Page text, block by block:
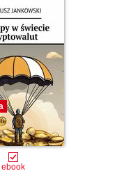
ebook